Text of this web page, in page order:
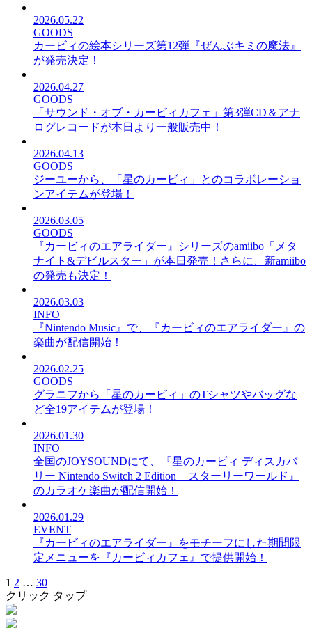
2026.05.22
GOODS
カービィの絵本シリーズ第12弾『ぜんぶキミの魔法』
が発売決定！
2026.04.27
GOODS
「サウンド・オブ・カービィカフェ」第3弾CD＆アナ
ログレコードが本日より一般販売中！
2026.04.13
GOODS
ジーユーから、「星のカービィ」とのコラボレーショ
ンアイテムが登場！
2026.03.05
GOODS
『カービィのエアライダー』シリーズのamiibo「メタ
ナイト&デビルスター」が本日発売！さらに、新amiibo
の発売も決定！
2026.03.03
INFO
『Nintendo Music』で、『カービィのエアライダー』の
楽曲が配信開始！
2026.02.25
GOODS
グラニフから「星のカービィ」のTシャツやバッグな
ど全19アイテムが登場！
2026.01.30
INFO
全国のJOYSOUNDにて、『星のカービィ ディスカバ
リー Nintendo Switch 2 Edition + スターリーワールド』
のカラオケ楽曲が配信開始！
2026.01.29
EVENT
『カービィのエアライダー』をモチーフにした期間限
定メニューを『カービィカフェ』で提供開始！
1 2 … 30
クリック タップ